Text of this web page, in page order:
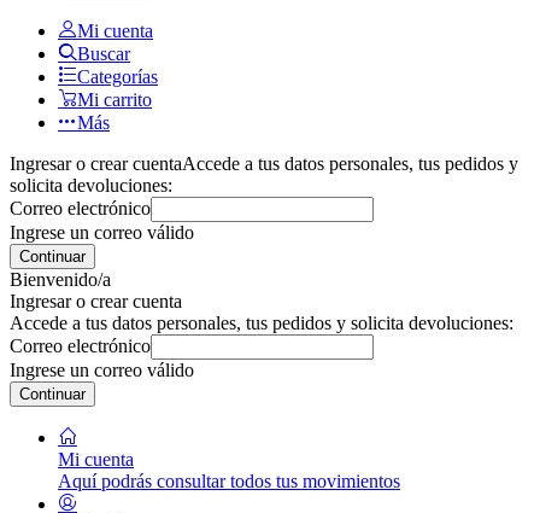
Mi cuenta
Buscar
Categorías
Mi carrito
Más
Ingresar o crear cuentaAccede a tus datos personales, tus pedidos y
solicita devoluciones:
Correo electrónico
Ingrese un correo válido
Continuar
Bienvenido/a
Ingresar o crear cuenta
Accede a tus datos personales, tus pedidos y solicita devoluciones:
Correo electrónico
Ingrese un correo válido
Continuar
Mi cuenta
Aquí podrás consultar todos tus movimientos